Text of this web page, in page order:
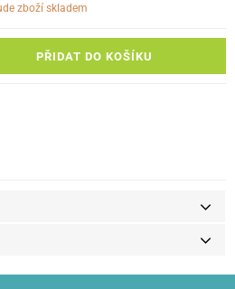
zboží skladem
PŘIDAT DO KOŠÍKU